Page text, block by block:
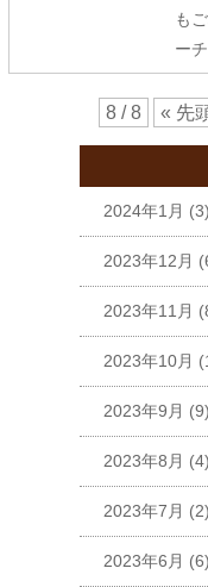
も
ー
8 / 8 « 先
2024年1月 (3)
2023年12月
2023年11月
2023年10月
2023年9月 (9)
2023年8月 (4)
2023年7月 (2)
2023年6月 (6)